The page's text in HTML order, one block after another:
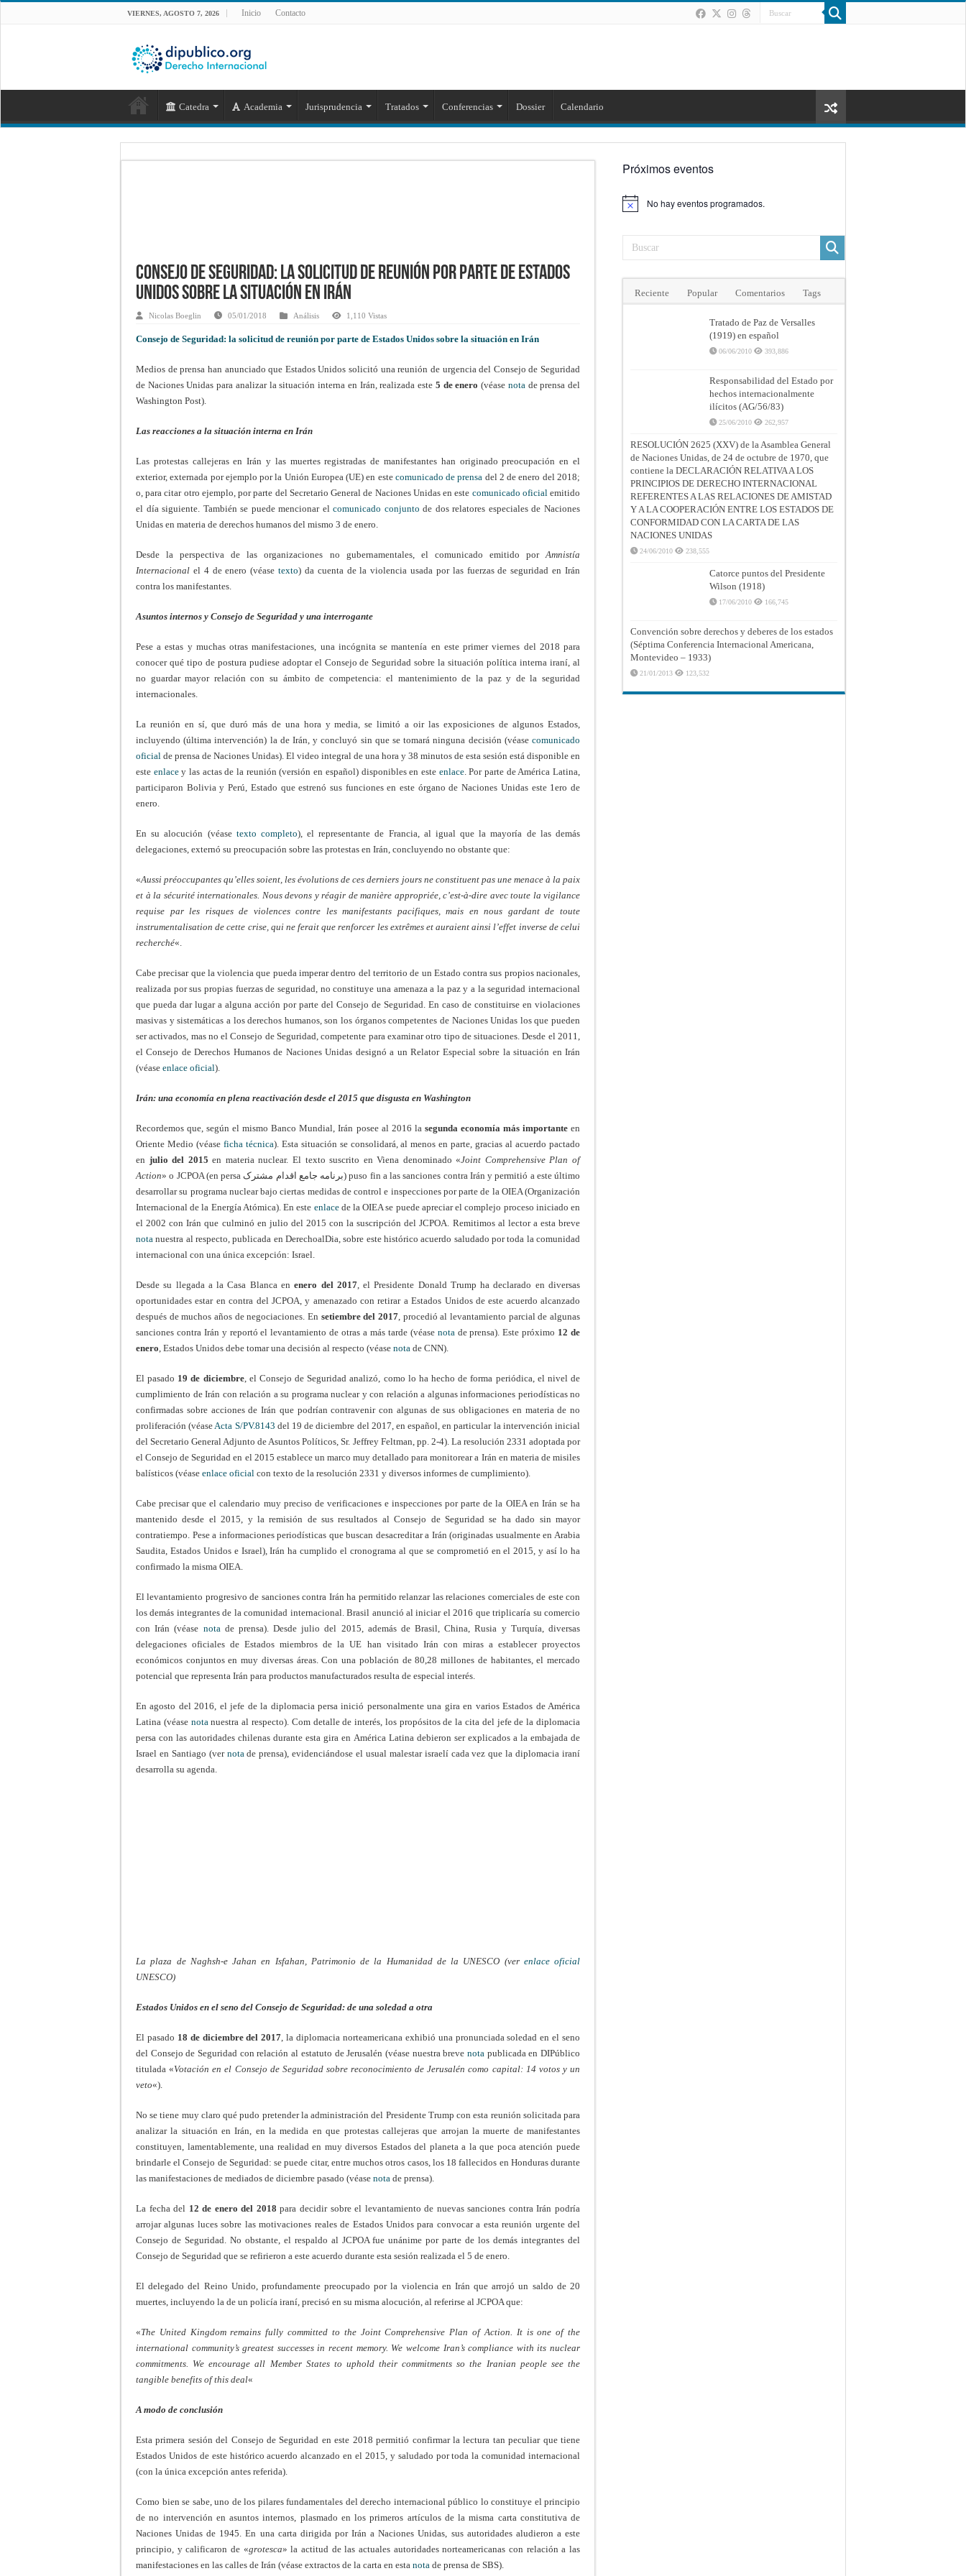
VIERNES, AGOSTO 7, 2026 Inicio Contacto
Catedra Academia Jurisprudencia Tratados Conferencias Dossier Calendario
Consejo de Seguridad: la solicitud de reunión por parte de Estados
Unidos sobre la situación en Irán
Nicolas Boeglin 05/01/2018 Análisis 1,110 Vistas
Consejo de Seguridad: la solicitud de reunión por parte de Estados Unidos sobre la situación en Irán
Medios de prensa han anunciado que Estados Unidos solicitó una reunión de urgencia del Consejo de Seguridad
de Naciones Unidas para analizar la situación interna en Irán, realizada este 5 de enero (véase nota de prensa del
Washington Post).
Las reacciones a la situación interna en Irán
Las protestas callejeras en Irán y las muertes registradas de manifestantes han originado preocupación en el
exterior, externada por ejemplo por la Unión Europea (UE) en este comunicado de prensa del 2 de enero del 2018;
o, para citar otro ejemplo, por parte del Secretario General de Naciones Unidas en este comunicado oficial emitido
el día siguiente. También se puede mencionar elcomunicado conjunto de dos relatores especiales de Naciones
Unidas en materia de derechos humanos del mismo 3 de enero.
Desde la perspectiva de las organizaciones no gubernamentales, el comunicado emitido por Amnistía
Internacional el 4 de enero (véasetexto) da cuenta de la violencia usada por las fuerzas de seguridad en Irán
contra los manifestantes.
Asuntos internos y Consejo de Seguridad y una interrogante
Pese a estas y muchas otras manifestaciones, una incógnita se mantenía en este primer viernes del 2018 para
conocer qué tipo de postura pudiese adoptar el Consejo de Seguridad sobre la situación política interna iraní, al
no guardar mayor relación con su ámbito de competencia: el mantenimiento de la paz y de la seguridad
internacionales.
La reunión en sí, que duró más de una hora y media, se limitó a oir las exposiciones de algunos Estados,
incluyendo (última intervención) la de Irán, y concluyó sin que se tomará ninguna decisión (véase comunicado
oficial de prensa de Naciones Unidas). El video integral de una hora y 38 minutos de esta sesión está disponible en
este enlacey las actas de la reunión (versión en español) disponibles en este enlace. Por parte de América Latina,
participaron Bolivia y Perú, Estado que estrenó sus funciones en este órgano de Naciones Unidas este 1ero de
enero.
En su alocución (véase texto completo), el representante de Francia, al igual que la mayoría de las demás
delegaciones, externó su preocupación sobre las protestas en Irán, concluyendo no obstante que:
«Aussi préoccupantes qu’elles soient, les évolutions de ces derniers jours ne constituent pas une menace à la paix
et à la sécurité internationales. Nous devons y réagir de manière appropriée, c’est-à-dire avec toute la vigilance
requise par les risques de violences contre les manifestants pacifiques, mais en nous gardant de toute
instrumentalisation de cette crise, qui ne ferait que renforcer les extrêmes et auraient ainsi l’effet inverse de celui
recherché«.
Cabe precisar que la violencia que pueda imperar dentro del territorio de un Estado contra sus propios nacionales,
realizada por sus propias fuerzas de seguridad, no constituye una amenaza a la paz y a la seguridad internacional
que pueda dar lugar a alguna acción por parte del Consejo de Seguridad. En caso de constituirse en violaciones
masivas y sistemáticas a los derechos humanos, son los órganos competentes de Naciones Unidas los que pueden
ser activados, mas no el Consejo de Seguridad, competente para examinar otro tipo de situaciones. Desde el 2011,
el Consejo de Derechos Humanos de Naciones Unidas designó a un Relator Especial sobre la situación en Irán
(véase enlace oficial).
Irán: una economía en plena reactivación desde el 2015 que disgusta en Washington
Recordemos que, según el mismo Banco Mundial, Irán posee al 2016 la segunda economía más importanteen
Oriente Medio (véase ficha técnica). Esta situación se consolidará, al menos en parte, gracias al acuerdo pactado
en julio del 2015 en materia nuclear. El texto suscrito en Viena denominado «Joint Comprehensive Plan of
Action» o JCPOA (en persa برنامه جامع اقدام مشترک‎) puso fin a las sanciones contra Irán y permitió a este último
desarrollar su programa nuclear bajo ciertas medidas de control e inspecciones por parte de la OIEA (Organización
Internacional de la Energía Atómica). En este enlacede la OIEA se puede apreciar el complejo proceso iniciado en
el 2002 con Irán que culminó en julio del 2015 con la suscripción del JCPOA. Remitimos al lector a esta breve
nota nuestra al respecto, publicada en DerechoalDia, sobre este histórico acuerdo saludado por toda la comunidad
internacional con una única excepción: Israel.
Desde su llegada a la Casa Blanca enenero del 2017, el Presidente Donald Trump ha declarado en diversas
oportunidades estar en contra del JCPOA, y amenazado con retirar a Estados Unidos de este acuerdo alcanzado
después de muchos años de negociaciones. En setiembre del 2017 , procedió al levantamiento parcial de algunas
sanciones contra Irán y reportó el levantamiento de otras a más tarde (véase nota de prensa). Este próximo 12 de
enero , Estados Unidos debe tomar una decisión al respecto (véase nota de CNN).
El pasado 19 de diciembre, el Consejo de Seguridad analizó, como lo ha hecho de forma periódica, el nivel de
cumplimiento de Irán con relación a su programa nuclear y con relación a algunas informaciones periodísticas no
confirmadas sobre acciones de Irán que podrían contravenir con algunas de sus obligaciones en materia de no
proliferación (véase Acta S/PV.8143 del 19 de diciembre del 2017, en español, en particular la intervención inicial
del Secretario General Adjunto de Asuntos Políticos, Sr. Jeffrey Feltman, pp. 2-4). La resolución 2331 adoptada por
el Consejo de Seguridad en el 2015 establece un marco muy detallado para monitorear a Irán en materia de misiles
balísticos (véase enlace oficial con texto de la resolución 2331 y diversos informes de cumplimiento).
Cabe precisar que el calendario muy preciso de verificaciones e inspecciones por parte de la OIEA en Irán se ha
mantenido desde el 2015, y la remisión de sus resultados al Consejo de Seguridad se ha dado sin mayor
contratiempo. Pese a informaciones periodísticas que buscan desacreditar a Irán (originadas usualmente en Arabia
Saudita, Estados Unidos e Israel), Irán ha cumplido el cronograma al que se comprometió en el 2015, y así lo ha
confirmado la misma OIEA.
El levantamiento progresivo de sanciones contra Irán ha permitido relanzar las relaciones comerciales de este con
los demás integrantes de la comunidad internacional. Brasil anunció al iniciar el 2016 que triplicaría su comercio
con Irán (véase nota de prensa). Desde julio del 2015, además de Brasil, China, Rusia y Turquía, diversas
delegaciones oficiales de Estados miembros de la UE han visitado Irán con miras a establecer proyectos
económicos conjuntos en muy diversas áreas. Con una población de 80,28 millones de habitantes, el mercado
potencial que representa Irán para productos manufacturados resulta de especial interés.
En agosto del 2016, el jefe de la diplomacia persa inició personalmente una gira en varios Estados de América
Latina (véase nota nuestra al respecto). Com detalle de interés, los propósitos de la cita del jefe de la diplomacia
persa con las autoridades chilenas durante esta gira en América Latina debieron ser explicados a la embajada de
Israel en Santiago (ver nota de prensa), evidenciándose el usual malestar israelí cada vez que la diplomacia iraní
desarrolla su agenda.
La plaza de Naghsh-e Jahan en Isfahan, Patrimonio de la Humanidad de la UNESCO (ver enlace oficial
UNESCO)
Estados Unidos en el seno del Consejo de Seguridad: de una soledad a otra
El pasado 18 de diciembre del 2017 , la diplomacia norteamericana exhibió una pronunciada soledad en el seno
del Consejo de Seguridad con relación al estatuto de Jerusalén (véase nuestra breve nota publicada en DIPúblico
titulada «Votación en el Consejo de Seguridad sobre reconocimiento de Jerusalén como capital: 14 votos y un
veto«).
No se tiene muy claro qué pudo pretender la administración del Presidente Trump con esta reunión solicitada para
analizar la situación en Irán, en la medida en que protestas callejeras que arrojan la muerte de manifestantes
constituyen, lamentablemente, una realidad en muy diversos Estados del planeta a la que poca atención puede
brindarle el Consejo de Seguridad: se puede citar, entre muchos otros casos, los 18 fallecidos en Honduras durante
las manifestaciones de mediados de diciembre pasado (véase nota de prensa).
La fecha del 12 de enero del 2018 para decidir sobre el levantamiento de nuevas sanciones contra Irán podría
arrojar algunas luces sobre las motivaciones reales de Estados Unidos para convocar a esta reunión urgente del
Consejo de Seguridad. No obstante, el respaldo al JCPOA fue unánime por parte de los demás integrantes del
Consejo de Seguridad que se refirieron a este acuerdo durante esta sesión realizada el 5 de enero.
El delegado del Reino Unido, profundamente preocupado por la violencia en Irán que arrojó un saldo de 20
muertes, incluyendo la de un policía iraní, precisó en su misma alocución, al referirse al JCPOA que:
«The United Kingdom remains fully committed to the Joint Comprehensive Plan of Action. It is one of the
international community’s greatest successes in recent memory. We welcome Iran’s compliance with its nuclear
commitments. We encourage all Member States to uphold their commitments so the Iranian people see the
tangible benefits of this deal«
A modo de conclusión
Esta primera sesión del Consejo de Seguridad en este 2018 permitió confirmar la lectura tan peculiar que tiene
Estados Unidos de este histórico acuerdo alcanzado en el 2015, y saludado por toda la comunidad internacional
(con la única excepción antes referida).
Como bien se sabe, uno de los pilares fundamentales del derecho internacional público lo constituye el principio
de no intervención en asuntos internos, plasmado en los primeros artículos de la misma carta constitutiva de
Naciones Unidas de 1945. En una carta dirigida por Irán a Naciones Unidas, sus autoridades aludieron a este
principio, y calificaron de «grotesca» la actitud de las actuales autoridades norteamericanas con relación a las
manifestaciones en las calles de Irán (véase extractos de la carta en esta nota de prensa de SBS).
Próximos eventos
Aviso No hay eventos programados.
Reciente Popular Comentarios Tags
Tratado de Paz de Versalles
(1919) en español
06/06/2010 393,886
Responsabilidad del Estado por
hechos internacionalmente
ilícitos (AG/56/83)
25/06/2010 262,957
RESOLUCIÓN 2625 (XXV) de la Asamblea General
de Naciones Unidas, de 24 de octubre de 1970, que
contiene la DECLARACIÓN RELATIVA A LOS
PRINCIPIOS DE DERECHO INTERNACIONAL
REFERENTES A LAS RELACIONES DE AMISTAD
Y A LA COOPERACIÓN ENTRE LOS ESTADOS DE
CONFORMIDAD CON LA CARTA DE LAS
NACIONES UNIDAS
24/06/2010 238,555
Catorce puntos del Presidente
Wilson (1918)
17/06/2010 166,745
Convención sobre derechos y deberes de los estados
(Séptima Conferencia Internacional Americana,
Montevideo – 1933)
21/01/2013 123,532